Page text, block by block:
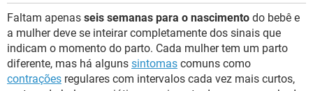
Faltam apenas seis semanas para o nascimento do bebê e
a mulher deve se inteirar completamente dos sinais que
indicam o momento do parto. Cada mulher tem um parto
diferente, mas há alguns sintomas comuns como
contrações regulares com intervalos cada vez mais curtos,